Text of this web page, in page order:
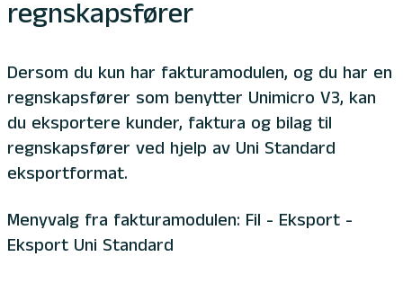
regnskapsfører
Dersom du kun har fakturamodulen, og du har en
regnskapsfører som benytter Unimicro V3, kan
du eksportere kunder, faktura og bilag til
regnskapsfører ved hjelp av Uni Standard
eksportformat.
Menyvalg fra fakturamodulen: Fil - Eksport -
Eksport Uni Standard